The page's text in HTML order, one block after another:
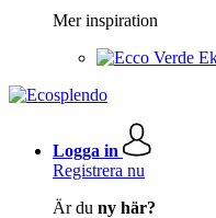
Mer inspiration
Logga in
Registrera nu
Är du ny här?